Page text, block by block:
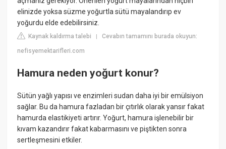
elinizde yoksa süzme yoğurtla sütü mayalandırıp ev
yoğurdu elde edebilirsiniz.
Kaynak kaldırma talebi |Cevabın tamamını burada okuyun:
nefisyemektarifleri.com
Hamura neden yoğurt konur?
Sütün yağlı yapısı ve enzimleri sudan daha iyi bir emülsiyon
sağlar. Bu da hamura fazladan bir çıtırlık olarak yansır fakat
hamurda elastikiyeti artırır. Yoğurt, hamura işlenebilir bir
kıvam kazandırır fakat kabarmasını ve piştikten sonra
sertleşmesini etkiler.